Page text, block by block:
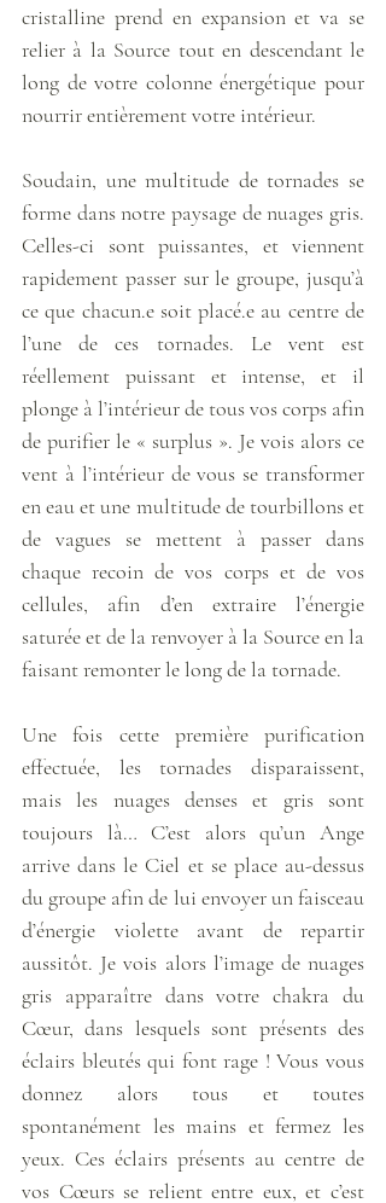
cristalline prend en expansion et va se
relier à la Source tout en descendant le
long de votre colonne énergétique pour
nourrir entièrement votre intérieur.
Soudain, une multitude de tornades se
forme dans notre paysage de nuages gris.
Celles-ci sont puissantes, et viennent
rapidement passer sur le groupe, jusqu’à
ce que chacun.e soit placé.e au centre de
l’une de ces tornades. Le vent est
réellement puissant et intense, et il
plonge à l’intérieur de tous vos corps afin
de purifier le « surplus ». Je vois alors ce
vent à l’intérieur de vous se transformer
en eau et une multitude de tourbillons et
de vagues se mettent à passer dans
chaque recoin de vos corps et de vos
cellules, afin d’en extraire l’énergie
saturée et de la renvoyer à la Source en la
faisant remonter le long de la tornade.
Une fois cette première purification
effectuée, les tornades disparaissent,
mais les nuages denses et gris sont
toujours là… C’est alors qu’un Ange
arrive dans le Ciel et se place au-dessus
du groupe afin de lui envoyer un faisceau
d’énergie violette avant de repartir
aussitôt. Je vois alors l’image de nuages
gris apparaître dans votre chakra du
Cœur, dans lesquels sont présents des
éclairs bleutés qui font rage ! Vous vous
donnez alors tous et toutes
spontanément les mains et fermez les
yeux. Ces éclairs présents au centre de
vos Cœurs se relient entre eux, et c’est